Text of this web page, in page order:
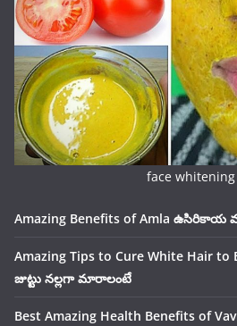
face
Amazing Benefits of Amla
Amazing Tips to Cure White Hair to
జుట్టు నల్లగా మారాలంటే
Best Amazing Health Benefits of